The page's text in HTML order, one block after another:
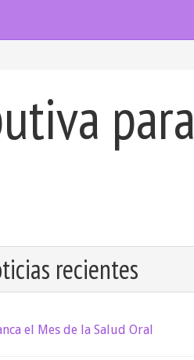
para
recientes
el Mes de la Salud Oral